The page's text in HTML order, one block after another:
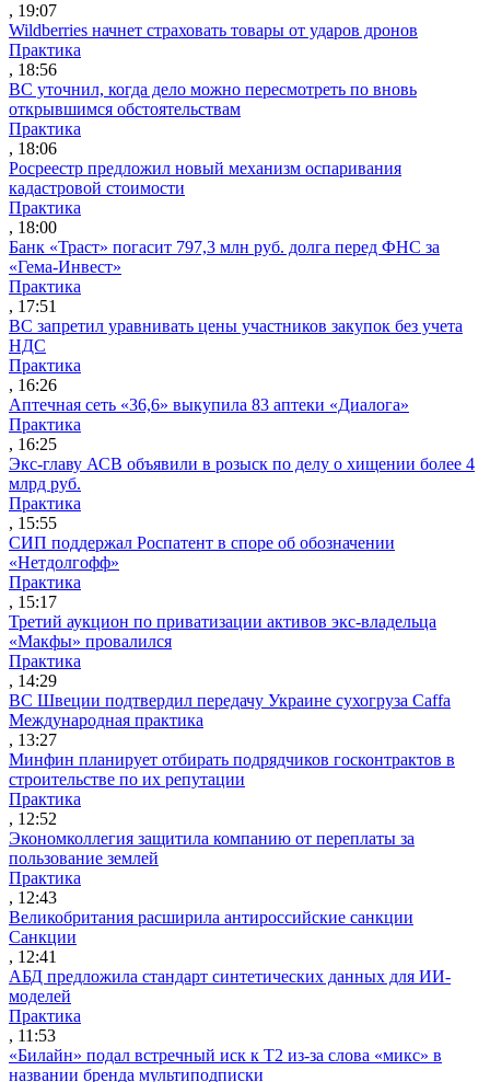
, 19:07
Wildberries начнет страховать товары от ударов дронов
Практика
, 18:56
ВС уточнил, когда дело можно пересмотреть по вновь
открывшимся обстоятельствам
Практика
, 18:06
Росреестр предложил новый механизм оспаривания
кадастровой стоимости
Практика
, 18:00
Банк «Траст» погасит 797,3 млн руб. долга перед ФНС за
«Гема-Инвест»
Практика
, 17:51
ВС запретил уравнивать цены участников закупок без учета
НДС
Практика
, 16:26
Аптечная сеть «36,6» выкупила 83 аптеки «Диалога»
Практика
, 16:25
Экс-главу АСВ объявили в розыск по делу о хищении более 4
млрд руб.
Практика
, 15:55
СИП поддержал Роспатент в споре об обозначении
«Нетдолгофф»
Практика
, 15:17
Третий аукцион по приватизации активов экс-владельца
«Макфы» провалился
Практика
, 14:29
ВС Швеции подтвердил передачу Украине сухогруза Caffa
Международная практика
, 13:27
Минфин планирует отбирать подрядчиков госконтрактов в
строительстве по их репутации
Практика
, 12:52
Экономколлегия защитила компанию от переплаты за
пользование землей
Практика
, 12:43
Великобритания расширила антироссийские санкции
Санкции
, 12:41
АБД предложила стандарт синтетических данных для ИИ-
моделей
Практика
, 11:53
«Билайн» подал встречный иск к Т2 из-за слова «микс» в
названии бренда мультиподписки